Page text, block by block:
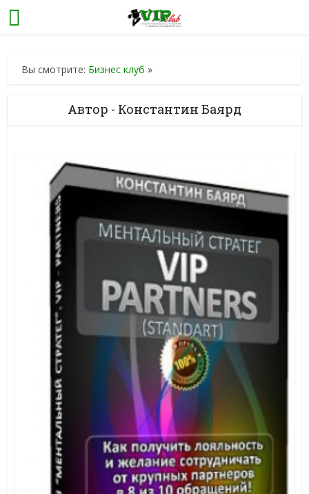
Вы смотрите: Бизнес клуб »
Автор - Константин Баярд